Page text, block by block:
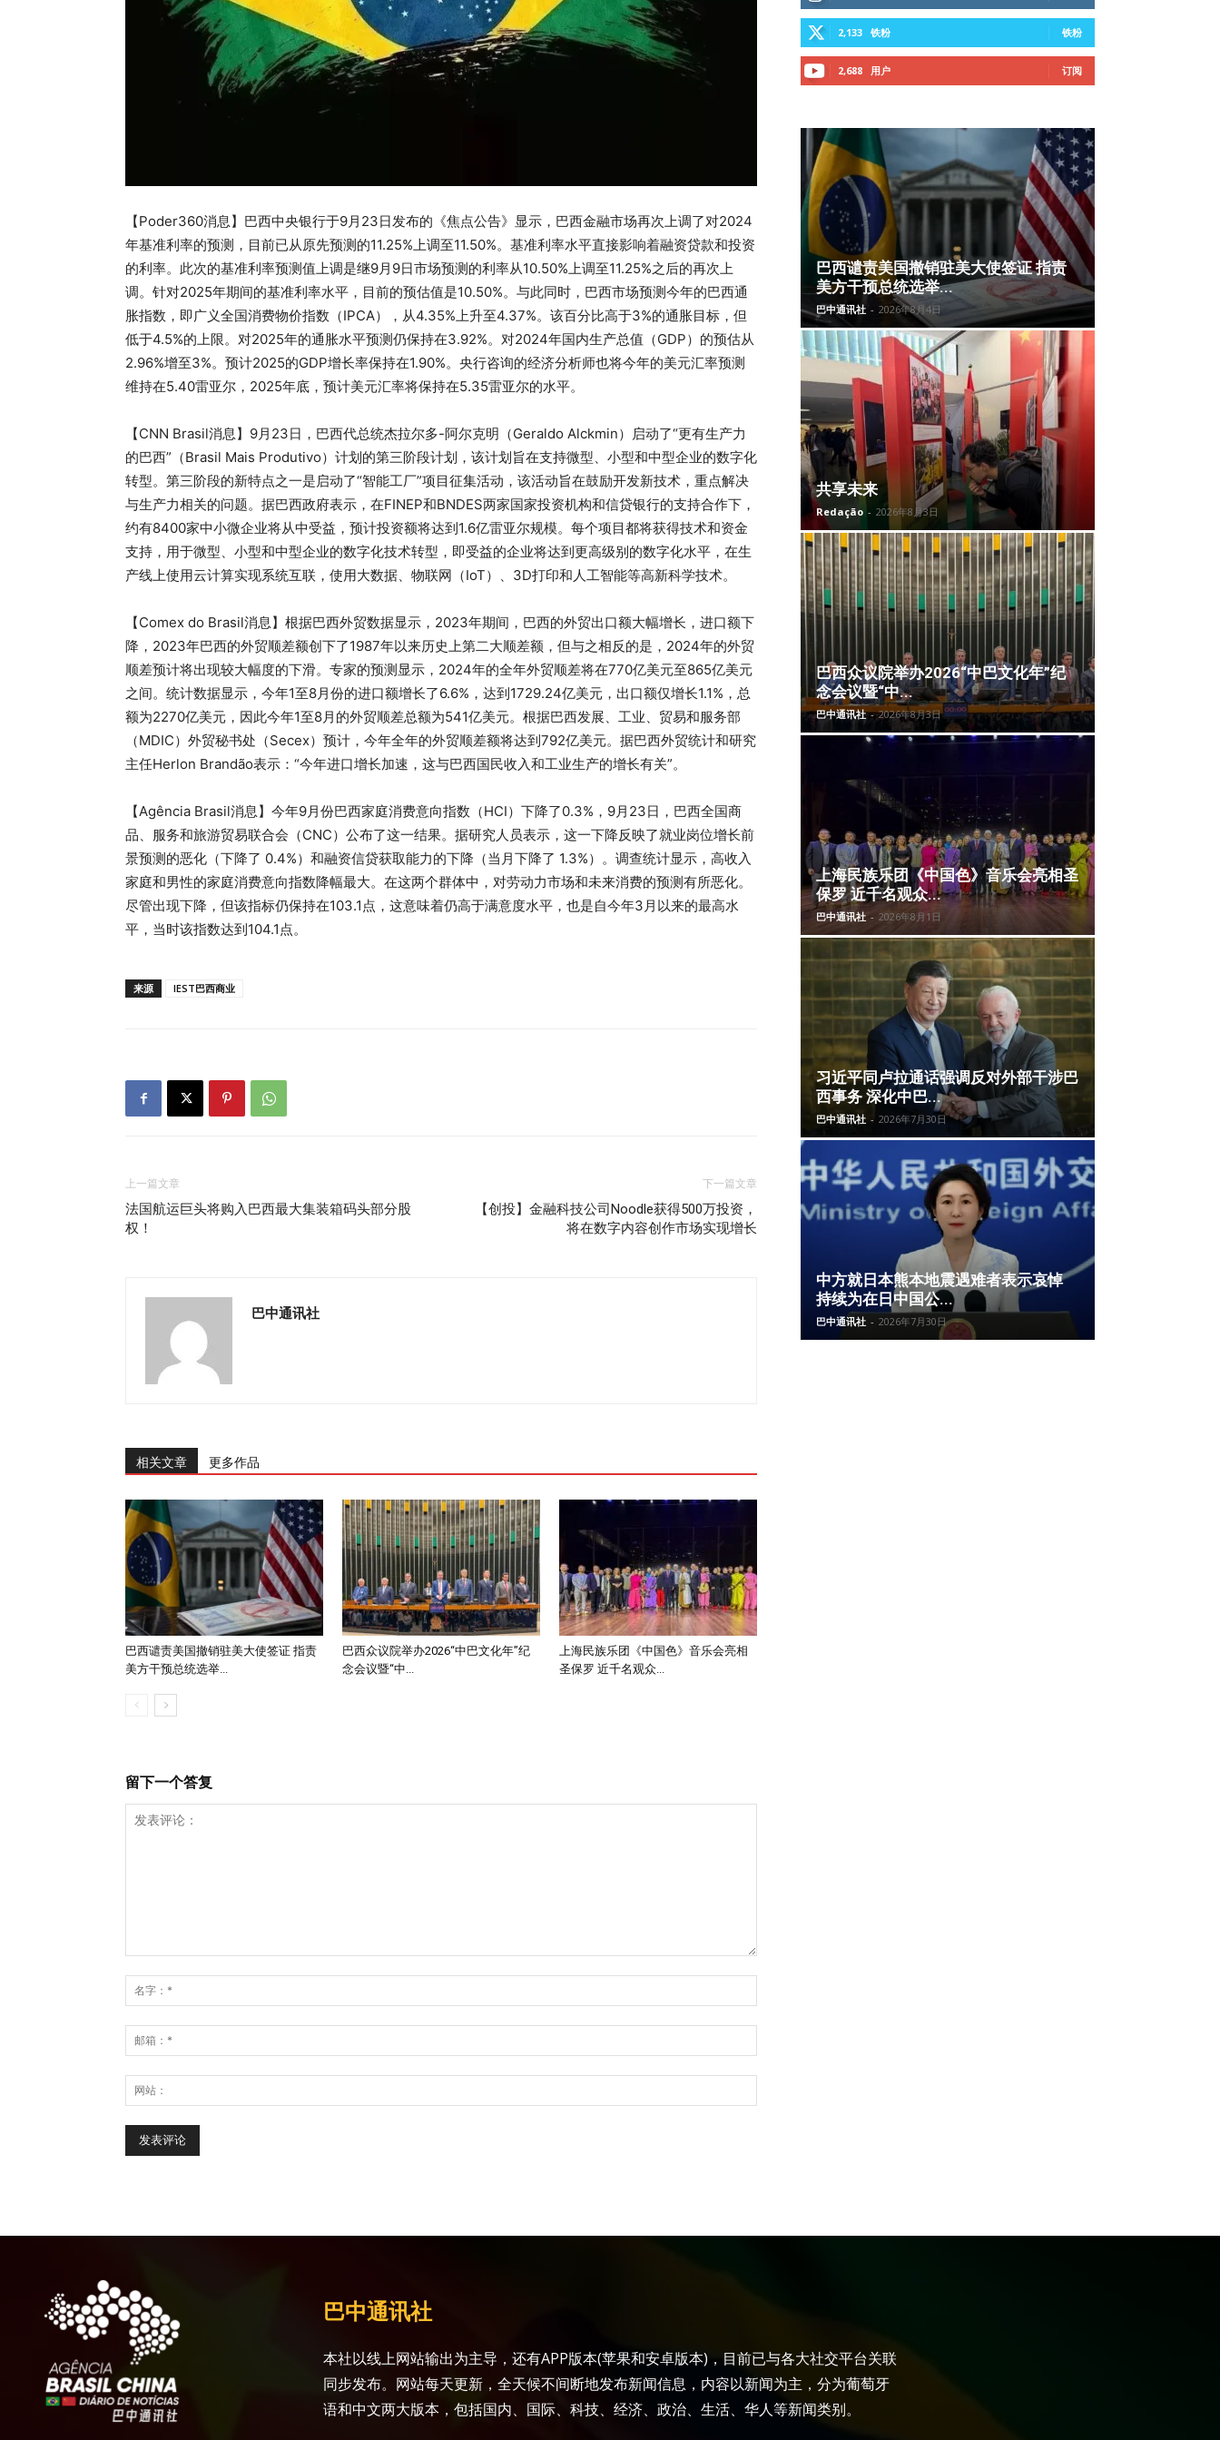
【Poder360消息】巴西中央银行于9月23日发布的《焦点公告》显示，巴西金融市场再次上调了对2024
年基准利率的预测，目前已从原先预测的11.25%上调至11.50%。基准利率水平直接影响着融资贷款和投资
的利率。此次的基准利率预测值上调是继9月9日市场预测的利率从10.50%上调至11.25%之后的再次上
调。针对2025年期间的基准利率水平，目前的预估值是10.50%。与此同时，巴西市场预测今年的巴西通
胀指数，即广义全国消费物价指数（IPCA），从4.35%上升至4.37%。该百分比高于3%的通胀目标，但
低于4.5%的上限。对2025年的通胀水平预测仍保持在3.92%。对2024年国内生产总值（GDP）的预估从
2.96%增至3%。预计2025的GDP增长率保持在1.90%。央行咨询的经济分析师也将今年的美元汇率预测
维持在5.40雷亚尔，2025年底，预计美元汇率将保持在5.35雷亚尔的水平。
【CNN Brasil消息】9月23日，巴西代总统杰拉尔多-阿尔克明（Geraldo Alckmin）启动了“更有生产力
的巴西”（Brasil Mais Produtivo）计划的第三阶段计划，该计划旨在支持微型、小型和中型企业的数字化
转型。第三阶段的新特点之一是启动了“智能工厂”项目征集活动，该活动旨在鼓励开发新技术，重点解决
与生产力相关的问题。据巴西政府表示，在FINEP和BNDES两家国家投资机构和信贷银行的支持合作下，
约有8400家中小微企业将从中受益，预计投资额将达到1.6亿雷亚尔规模。每个项目都将获得技术和资金
支持，用于微型、小型和中型企业的数字化技术转型，即受益的企业将达到更高级别的数字化水平，在生
产线上使用云计算实现系统互联，使用大数据、物联网（IoT）、3D打印和人工智能等高新科学技术。
【Comex do Brasil消息】根据巴西外贸数据显示，2023年期间，巴西的外贸出口额大幅增长，进口额下
降，2023年巴西的外贸顺差额创下了1987年以来历史上第二大顺差额，但与之相反的是，2024年的外贸
顺差预计将出现较大幅度的下滑。专家的预测显示，2024年的全年外贸顺差将在770亿美元至865亿美元
之间。统计数据显示，今年1至8月份的进口额增长了6.6%，达到1729.24亿美元，出口额仅增长1.1%，总
额为2270亿美元，因此今年1至8月的外贸顺差总额为541亿美元。根据巴西发展、工业、贸易和服务部
（MDIC）外贸秘书处（Secex）预计，今年全年的外贸顺差额将达到792亿美元。据巴西外贸统计和研究
主任Herlon Brandão表示：“今年进口增长加速，这与巴西国民收入和工业生产的增长有关”。
【Agência Brasil消息】今年9月份巴西家庭消费意向指数（HCI）下降了0.3%，9月23日，巴西全国商
品、服务和旅游贸易联合会（CNC）公布了这一结果。据研究人员表示，这一下降反映了就业岗位增长前
景预测的恶化（下降了 0.4%）和融资信贷获取能力的下降（当月下降了 1.3%）。调查统计显示，高收入
家庭和男性的家庭消费意向指数降幅最大。在这两个群体中，对劳动力市场和未来消费的预测有所恶化。
尽管出现下降，但该指标仍保持在103.1点，这意味着仍高于满意度水平，也是自今年3月以来的最高水
平，当时该指数达到104.1点。
来源 IEST巴西商业
上一篇文章
法国航运巨头将购入巴西最大集装箱码头部分股
权！
下一篇文章
【创投】金融科技公司Noodle获得500万投资，
将在数字内容创作市场实现增长
巴中通讯社
相关文章 更多作品
巴西谴责美国撤销驻美大使签证 指责
美方干预总统选举...
巴西众议院举办2026“中巴文化年”纪
念会议暨“中...
上海民族乐团《中国色》音乐会亮相
圣保罗 近千名观众...
留下一个答复
2,133 铁粉 铁粉
2,688 用户 订阅
巴西谴责美国撤销驻美大使签证 指责
美方干预总统选举...
巴中通讯社 - 2026年8月4日
共享未来
Redação - 2026年8月3日
巴西众议院举办2026“中巴文化年”纪
念会议暨“中...
巴中通讯社 - 2026年8月3日
上海民族乐团《中国色》音乐会亮相圣
保罗 近千名观众...
巴中通讯社 - 2026年8月1日
习近平同卢拉通话强调反对外部干涉巴
西事务 深化中巴...
巴中通讯社 - 2026年7月30日
中方就日本熊本地震遇难者表示哀悼
持续为在日中国公...
巴中通讯社 - 2026年7月30日
巴中通讯社
本社以线上网站输出为主导，还有APP版本(苹果和安卓版本)，目前已与各大社交平台关联
同步发布。网站每天更新，全天候不间断地发布新闻信息，内容以新闻为主，分为葡萄牙
语和中文两大版本，包括国内、国际、科技、经济、政治、生活、华人等新闻类别。